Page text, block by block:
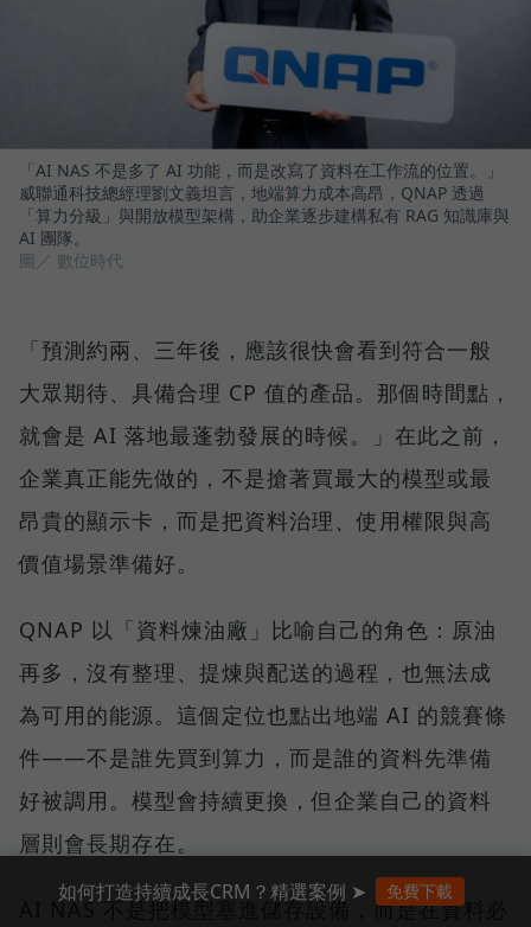
「AI NAS 不是多了 AI 功能，而是改寫了資料在工作流的位置。」
威聯通科技總經理劉文義坦言，地端算力成本高昂，QNAP 透過
「算力分級」與開放模型架構，助企業逐步建構私有 RAG 知識庫與
AI 團隊。
圖／ 數位時代
「預測約兩、三年後，應該很快會看到符合一般
大眾期待、具備合理 CP 值的產品。那個時間點，
就會是 AI 落地最蓬勃發展的時候。」在此之前，
企業真正能先做的，不是搶著買最大的模型或最
昂貴的顯示卡，而是把資料治理、使用權限與高
價值場景準備好。
QNAP 以「資料煉油廠」比喻自己的角色：原油
再多，沒有整理、提煉與配送的過程，也無法成
為可用的能源。這個定位也點出地端 AI 的競賽條
件——不是誰先買到算力，而是誰的資料先準備
好被調用。模型會持續更換，但企業自己的資料
層則會長期存在。
AI NAS 不是把模型塞進儲存設備，而是在資料必
如何打造持續成長CRM？精選案例 ➤ 免費下載